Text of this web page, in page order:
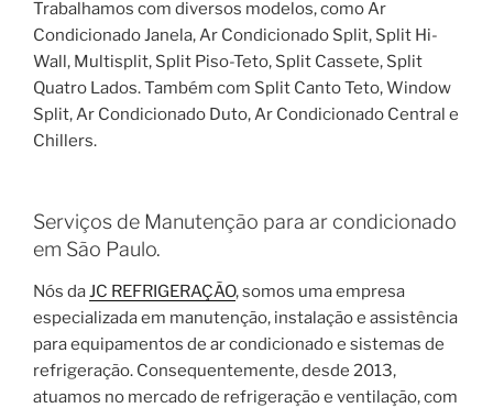
Trabalhamos com diversos modelos, como Ar
Condicionado Janela, Ar Condicionado Split, Split Hi-
Wall, Multisplit, Split Piso-Teto, Split Cassete, Split
Quatro Lados. Também com Split Canto Teto, Window
Split, Ar Condicionado Duto, Ar Condicionado Central e
Chillers.
Serviços de Manutenção para ar condicionado
em São Paulo.
Nós daJC REFRIGERAÇÃO, somos uma empresa
especializada em manutenção, instalação e assistência
para equipamentos de ar condicionado e sistemas de
refrigeração. Consequentemente, desde 2013,
atuamos no mercado de refrigeração e ventilação, com